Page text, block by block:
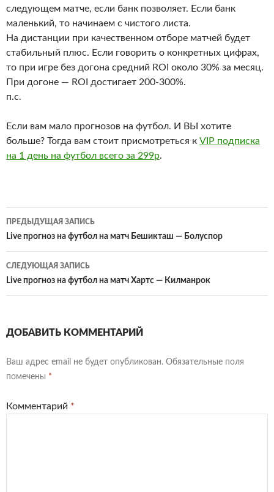
следующем матче, если банк позволяет. Если банк
маленький, то начинаем с чистого листа.
На дистанции при качественном отборе матчей будет
стабильный плюс. Если говорить о конкретных цифрах,
то при игре без догона средний ROI около 30% за месяц.
При догоне — ROI достигает 200-300%.
п.с.
Если вам мало прогнозов на футбол. И ВЫ хотите
больше? Тогда вам стоит присмотреться к VIP подписка
на 1 день на футбол всего за 299р.
Навигация
по
записям
ПРЕДЫДУЩАЯ ЗАПИСЬ
Live прогноз на футбол на матч Бешикташ — Болуспор
СЛЕДУЮЩАЯ ЗАПИСЬ
Live прогноз на футбол на матч Хартс — Килманрок
ДОБАВИТЬ КОММЕНТАРИЙ
Ваш адрес email не будет опубликован. Обязательные поля
помечены *
Комментарий *